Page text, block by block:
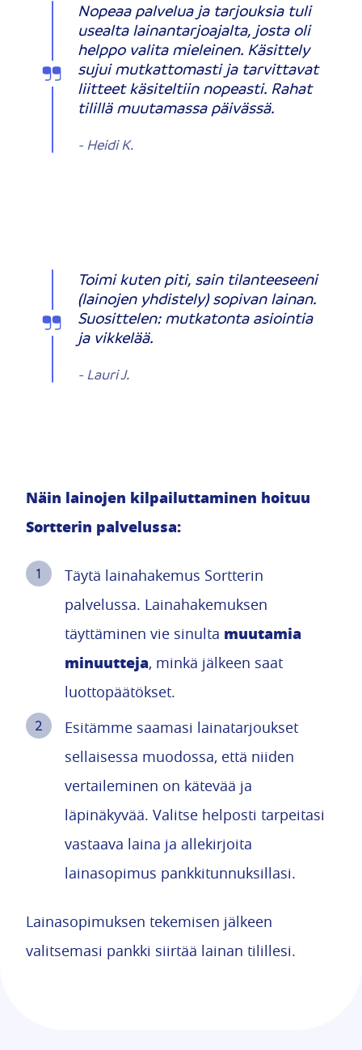
Nopeaa palvelua ja tarjouksia tuli
usealta lainantarjoajalta, josta oli
helppo valita mieleinen. Käsittely
sujui mutkattomasti ja tarvittavat
liitteet käsiteltiin nopeasti. Rahat
tilillä muutamassa päivässä.
- Heidi K.
Toimi kuten piti, sain tilanteeseeni
(lainojen yhdistely) sopivan lainan.
Suosittelen: mutkatonta asiointia
ja vikkelää.
- Lauri J.
Näin lainojen kilpailuttaminen hoituu
Sortterin palvelussa:
Täytä lainahakemus Sortterin
palvelussa. Lainahakemuksen
täyttäminen vie sinulta muutamia
minuutteja, minkä jälkeen saat
luottopäätökset.
Esitämme saamasi lainatarjoukset
sellaisessa muodossa, että niiden
vertaileminen on kätevää ja
läpinäkyvää. Valitse helposti tarpeitasi
vastaava laina ja allekirjoita
lainasopimus pankkitunnuksillasi.
Lainasopimuksen tekemisen jälkeen
valitsemasi pankki siirtää lainan tilillesi.